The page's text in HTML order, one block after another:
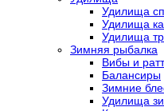
Удилища
Удилища
Удилища
Зимняя рыбалка
Вибы и
Балансиры
Зимние
Удилища